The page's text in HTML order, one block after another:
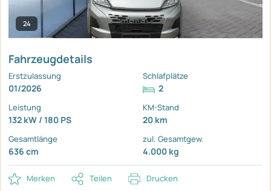
24
Fahrzeugdetails
Erstzulassung
01/2026
Schlafplätze
2
Leistung
132 kW / 180 PS
KM-Stand
20 km
Gesamtlänge
636 cm
zul. Gesamtgew.
4.000 kg
Merken Teilen Drucken